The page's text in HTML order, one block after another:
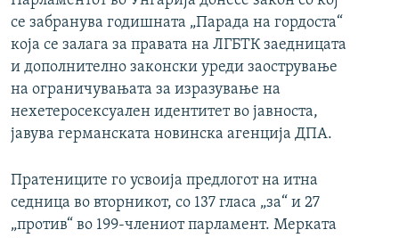
се забранува годишната „Парада на гордоста“
која се залага за правата на ЛГБТК заедницата
и дополнително законски уреди заострување
на ограничувањата за изразување на
нехетеросексуален идентитет во јавноста,
јавува германската новинска агенција ДПА.
Пратениците го усвоија предлогот на итна
седница во вторникот, со 137 гласа „за“ и 27
„против“ во 199-члениот парламент. Мерката